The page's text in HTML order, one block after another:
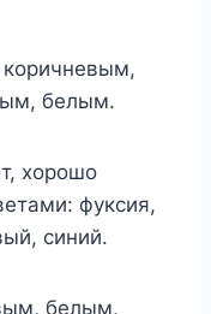
белым.
хорошо
фуксия,
синий.
белым,